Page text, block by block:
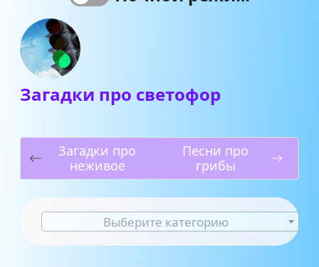
Загадки про светофор
Загадки про
неживое
Песни про
грибы
Выберите категорию